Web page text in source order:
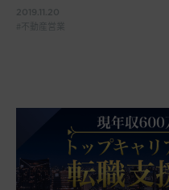
2019.11.20
不動産営業